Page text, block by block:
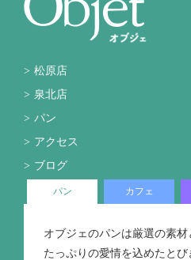
松原店
泉北店
パン
アクセス
ブログ
パン カフェ
オブジェのパンは厳選の素材
たっぷりの愛情を込めたとび